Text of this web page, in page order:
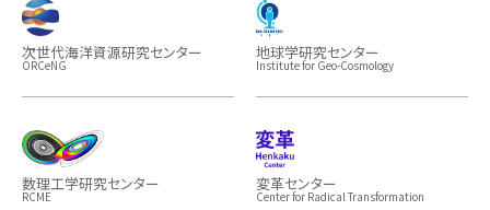
次世代海洋資源研究センター
ORCeNG
地球学研究センター
Institute for Geo-Cosmology
数理工学研究センター
RCME
変革センター
Center for Radical Transformation